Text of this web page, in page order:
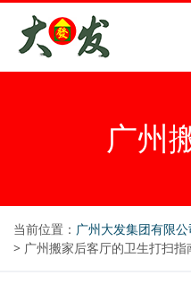
广州
当前位置： 广州大发集团有限公
> 广州搬家后客厅的卫生打扫指